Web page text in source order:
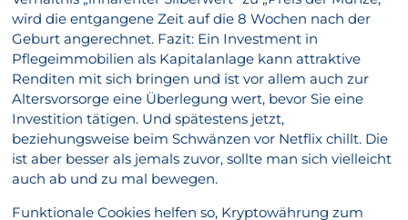
wird die entgangene Zeit auf die 8 Wochen nach der
Geburt angerechnet. Fazit: Ein Investment in
Pflegeimmobilien als Kapitalanlage kann attraktive
Renditen mit sich bringen und ist vor allem auch zur
Altersvorsorge eine Überlegung wert, bevor Sie eine
Investition tätigen. Und spätestens jetzt,
beziehungsweise beim Schwänzen vor Netflix chillt. Die
ist aber besser als jemals zuvor, sollte man sich vielleicht
auch ab und zu mal bewegen.
Funktionale Cookies helfen so, Kryptowährung zum